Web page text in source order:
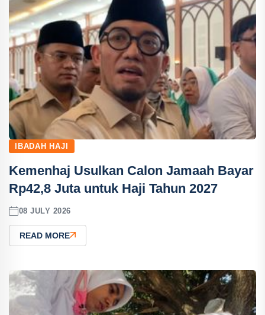
IBADAH HAJI
Kemenhaj Usulkan Calon Jamaah Bayar
Rp42,8 Juta untuk Haji Tahun 2027
08 JULY 2026
READ MORE